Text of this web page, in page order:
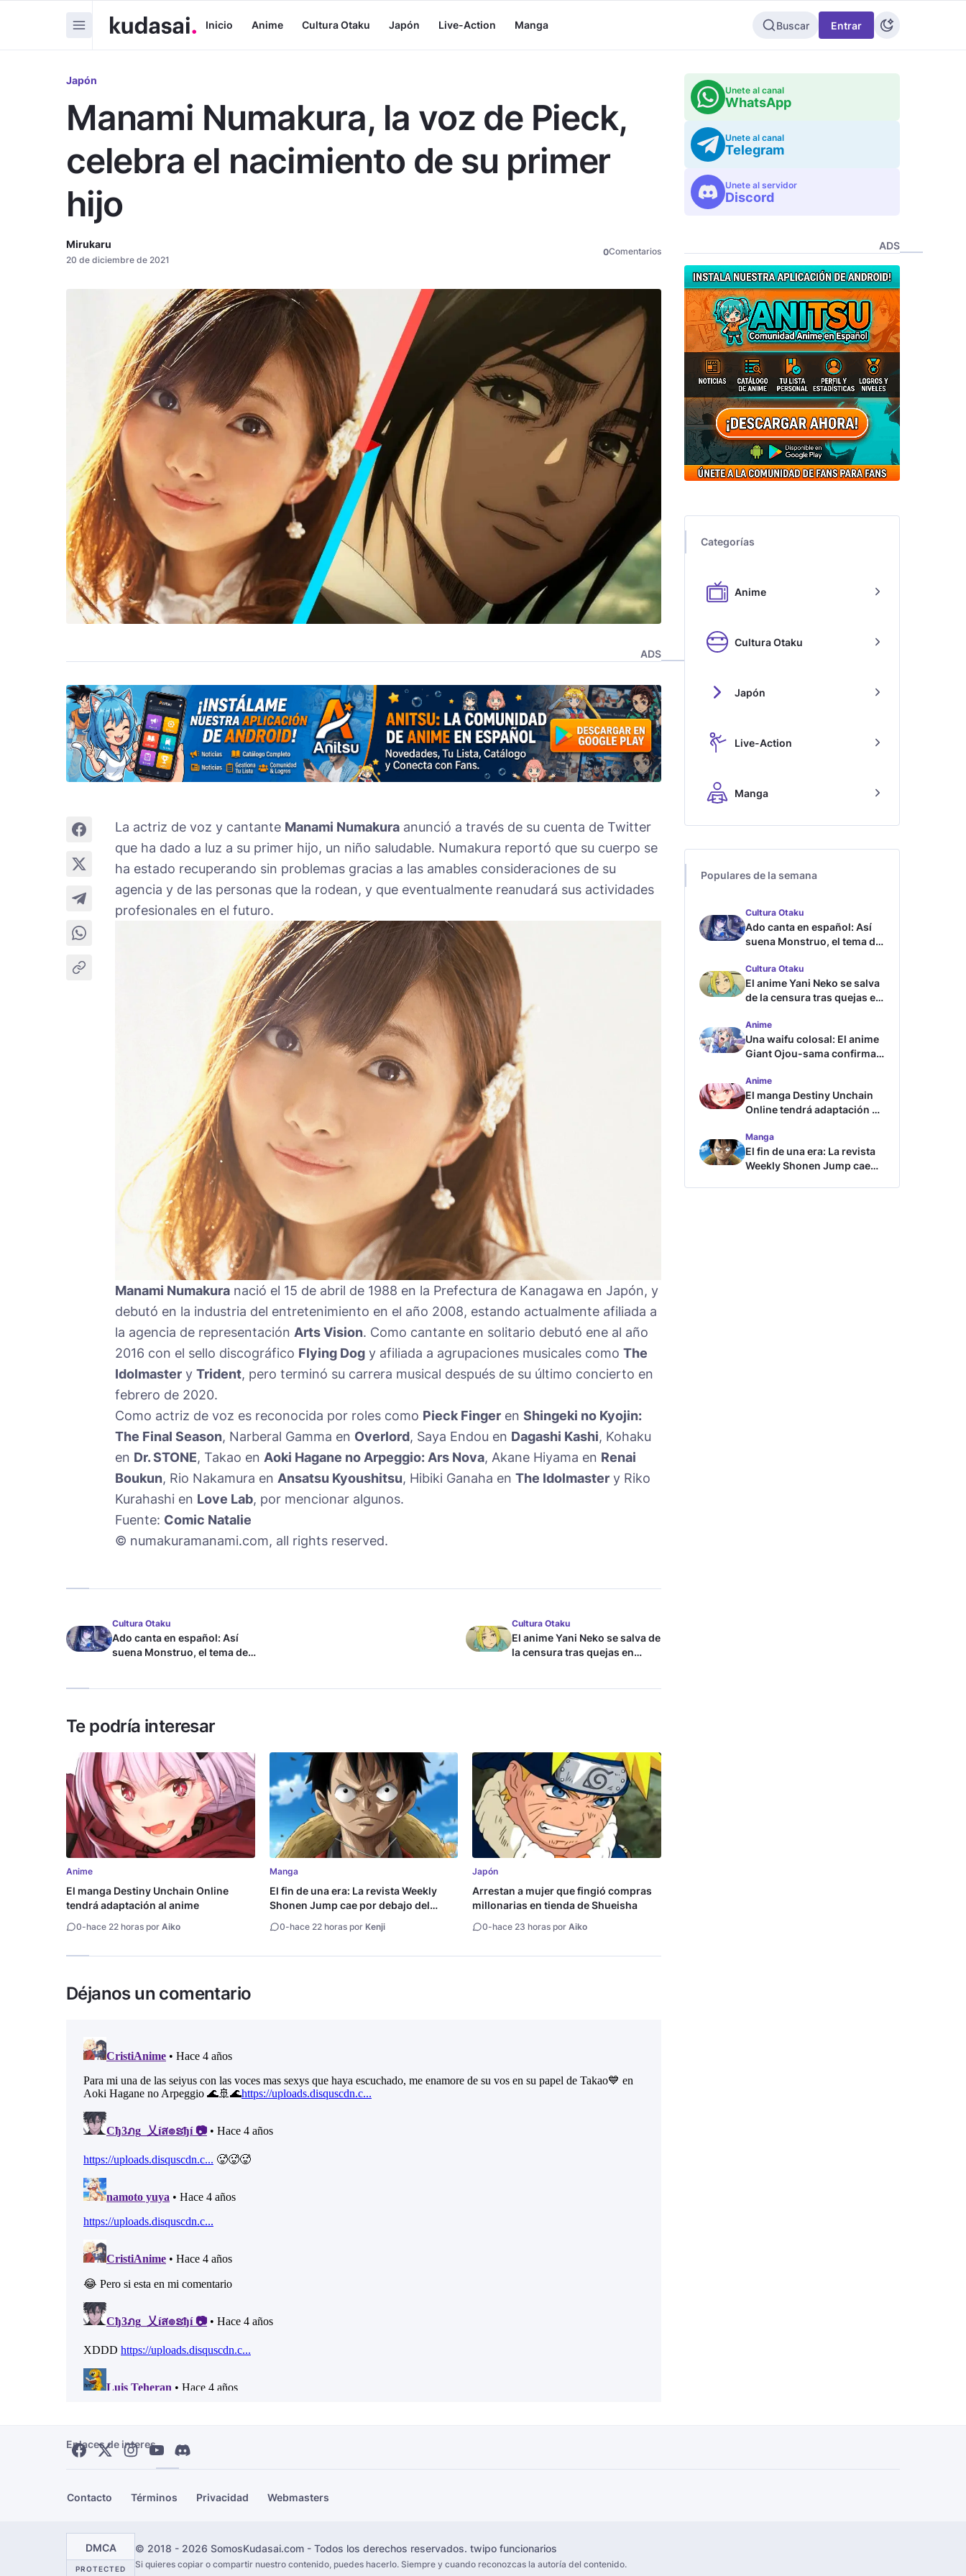
Inicio Anime Cultura Otaku Japón Live-Action Manga Buscar Entrar
Japón
Manami Numakura, la voz de Pieck,
celebra el nacimiento de su primer
hijo
Mirukaru
20 de diciembre de 2021
0Comentarios
ADS
La actriz de voz y cantante Manami Numakura anunció a través de su cuenta de Twitter
que ha dado a luz a su primer hijo, un niño saludable. Numakura reportó que su cuerpo se
ha estado recuperando sin problemas gracias a las amables consideraciones de su
agencia y de las personas que la rodean, y que eventualmente reanudará sus actividades
profesionales en el futuro.
Manami Numakura nació el 15 de abril de 1988 en la Prefectura de Kanagawa en Japón, y
debutó en la industria del entretenimiento en el año 2008, estando actualmente afiliada a
la agencia de representación Arts Vision. Como cantante en solitario debutó ene al año
2016 con el sello discográfico Flying Dog y afiliada a agrupaciones musicales como The
Idolmaster y Trident, pero terminó su carrera musical después de su último concierto en
febrero de 2020.
Como actriz de voz es reconocida por roles como Pieck Finger en Shingeki no Kyojin:
The Final Season, Narberal Gamma en Overlord, Saya Endou en Dagashi Kashi, Kohaku
en Dr. STONE, Takao en Aoki Hagane no Arpeggio: Ars Nova, Akane Hiyama en Renai
Boukun, Rio Nakamura en Ansatsu Kyoushitsu, Hibiki Ganaha en The Idolmaster y Riko
Kurahashi en Love Lab, por mencionar algunos.
Fuente: Comic Natalie
© numakuramanami.com, all rights reserved.
Cultura Otaku
Ado canta en español: Así
suena Monstruo, el tema de
Cultura Otaku
El anime Yani Neko se salva de
la censura tras quejas en
Te podría interesar
Anime
El manga Destiny Unchain Online
tendrá adaptación al anime
0-hace 22 horas por Aiko
Manga
El fin de una era: La revista Weekly
Shonen Jump cae por debajo del
0-hace 22 horas por Kenji
Japón
Arrestan a mujer que fingió compras
millonarias en tienda de Shueisha
0-hace 23 horas porAiko
Déjanos un comentario
Unete al canal
WhatsApp
Unete al canal
Telegram
Unete al servidor
Discord
ADS
Categorías
Anime
Cultura Otaku
Japón
Live-Action
Manga
Populares de la semana
Cultura Otaku
Ado canta en español: Así
suena Monstruo, el tema de
Cultura Otaku
El anime Yani Neko se salva
de la censura tras quejas en
Anime
Una waifu colosal: El anime
Giant Ojou-sama confirma
Anime
El manga Destiny Unchain
Online tendrá adaptación al
Manga
El fin de una era: La revista
Weekly Shonen Jump cae
Enlaces de interes
Contacto Términos Privacidad Webmasters
© 2018 - 2026 SomosKudasai.com - Todos los derechos reservados. twipo funcionarios
Si quieres copiar o compartir nuestro contenido, puedes hacerlo. Siempre y cuando reconozcas la autoría del contenido.
DMCA
PROTECTED